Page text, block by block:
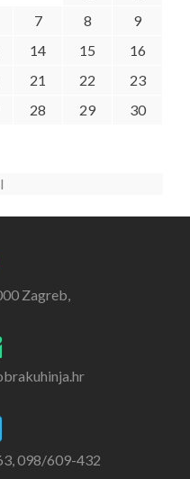
7 8
9
14 15
16
21 22
23
28 29
30
Zagreb,
098/609-432